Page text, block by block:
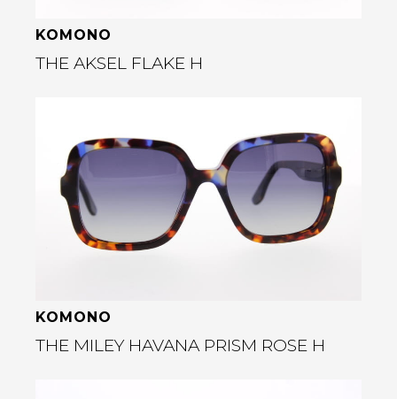
KOMONO
THE AKSEL FLAKE H
Bekijk deze bril
KOMONO
THE MILEY HAVANA PRISM ROSE H